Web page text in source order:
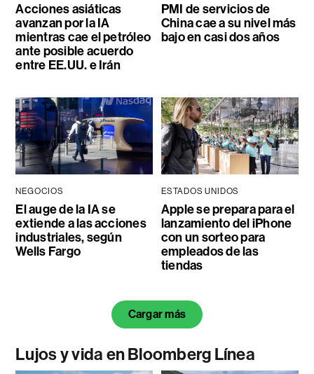
Acciones asiáticas
avanzan por la IA
mientras cae el petróleo
ante posible acuerdo
entre EE.UU. e Irán
PMI de servicios de
China cae a su nivel más
bajo en casi dos años
NEGOCIOS
El auge de la IA se
extiende a las acciones
industriales, según
Wells Fargo
ESTADOS UNIDOS
Apple se prepara para el
lanzamiento del iPhone
con un sorteo para
empleados de las
tiendas
Cargar más
Lujos y vida en Bloomberg Línea